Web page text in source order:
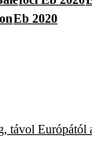
Eb 2020
távol Európától